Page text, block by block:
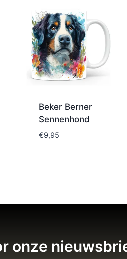
Beker Berner
Sennenhond
€9,95
onze